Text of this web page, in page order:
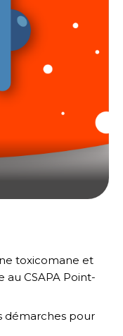
toxicomane et
CSAPA Point-
démarches pour